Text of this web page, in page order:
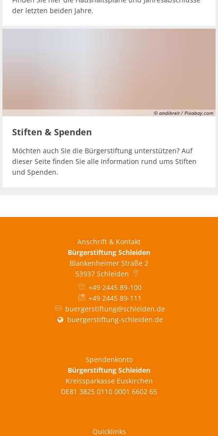
der letzten beiden Jahre.
© andibreit / Pixabay.com
Stiften & Spenden
Möchten auch Sie die Bürgerstiftung unterstützen? Auf
dieser Seite finden Sie alle Information rund ums Stiften
und Spenden.
Anschrift & Kontakt
Bürgerstiftung Schleiden
Blankenheimer Straße 2
53937 Schleiden
+49 2445 89-100
+49 2445 89-111
buergerstiftung@schleiden.de
buergerstiftung-schleiden.de
Spendenkonto
Bürgerstiftung Schleiden
Kreissparkasse Euskirchen
DE81 3825 0110 0001 6602 65
Quicklinks